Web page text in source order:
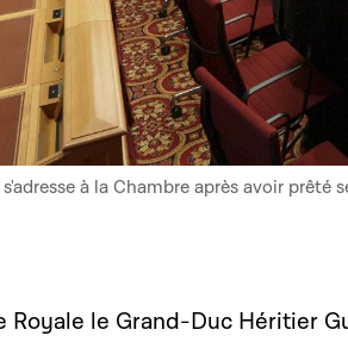
à la Chambre après avoir prêté
Royale le Grand-Duc Héritier